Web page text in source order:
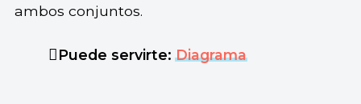
ambos conjuntos.
Puede servirte:Diagrama